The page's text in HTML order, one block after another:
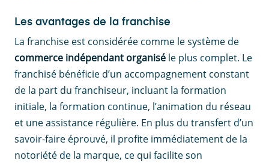
Les avantages de la franchise
La franchise est considérée comme le système de
commerce indépendant organisé le plus complet. Le
franchisé bénéficie d’un accompagnement constant
de la part du franchiseur, incluant la formation
initiale, la formation continue, l’animation du réseau
et une assistance régulière. En plus du transfert d’un
savoir-faire éprouvé, il profite immédiatement de la
notoriété de la marque, ce qui facilite son